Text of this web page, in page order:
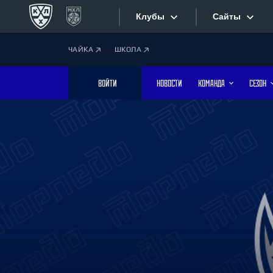
Клубы
Дивизион Боброва
Лада
Сайты
Текстовые
Фотобанк
ЧАЙКА ШКОЛА
ВОЙТИ НОВОСТИ КОМАНДА СЕЗОН